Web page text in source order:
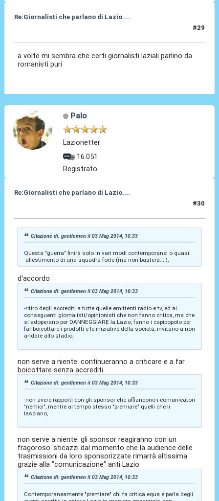
Re:Giornalisti che parlano di Lazio....
#29
a volte mi sembra che certi giornalisti laziali parlino da
romanisti puri
Palo
Lazionetter
16.051
Registrato
Re:Giornalisti che parlano di Lazio....
#30
Citazione di: gentlemen il 03 Mag 2014, 10:33
Questa "guerra" finirà solo in vari modi contemporanei o quasi:
-allestimento di una squadra forte (ma non basterà....),
d'accordo
Citazione di: gentlemen il 03 Mag 2014, 10:33
-ritiro degli accrediti a tutte quelle emittenti radio e tv, ed ai
conseguenti giornalisti/opinionisti che non fanno critica, ma che
si adoperano per DANNEGGIARE la Lazio, fanno i capipopolo per
far boicottare i prodotti e le iniziative della società, invitano a non
andare allo stadio,
non serve a niente: continueranno a criticare e a far
boicottare senza accrediti
Citazione di: gentlemen il 03 Mag 2014, 10:33
-non avere rapporti con gli sponsor che affiancono i comunicatori
"nemici", mentre al tempo stesso "premiare" quelli che li
lasciano,
non serve a niente: gli sponsor reagiranno con un
fragoroso 'sticazzi dal momento che la audience delle
trasmissioni da loro sponsorizzate rimarrà altissima
grazie alla "comunicazione" anti Lazio
Citazione di: gentlemen il 03 Mag 2014, 10:33
Contemporaneamente "premiare" chi fa critica equa e parla degli